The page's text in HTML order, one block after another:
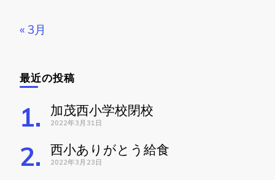
« 3月
最近の投稿
加茂西小学校閉校
2022年3月31日
西小ありがとう給食
2022年3月23日